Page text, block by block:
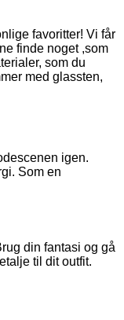
favoritter! Vi får
finde noget ,som
som du
med glassten,
igen.
Som en
din fantasi og gå
til dit outfit.